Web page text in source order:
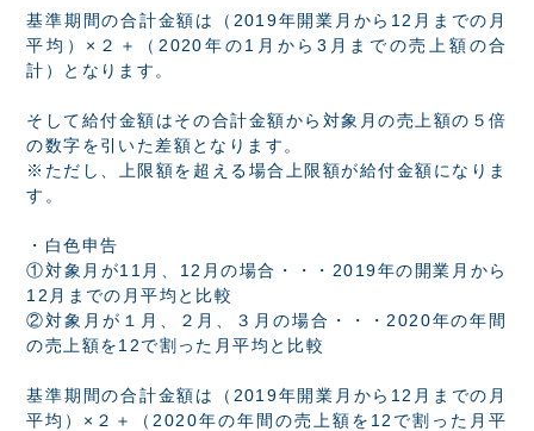
基準期間の合計金額は（2019年開業月から12月までの月
平均）×２＋（2020年の1月から3月までの売上額の合
計）となります。
そして給付金額はその合計金額から対象月の売上額の５倍
の数字を引いた差額となります。
※ただし、上限額を超える場合上限額が給付金額になりま
す。
・白色申告
①対象月が11月、12月の場合・・・2019年の開業月から
12月までの月平均と比較
②対象月が１月、２月、３月の場合・・・2020年の年間
の売上額を12で割った月平均と比較
基準期間の合計金額は（2019年開業月から12月までの月
平均）×２＋（2020年の年間の売上額を12で割った月平